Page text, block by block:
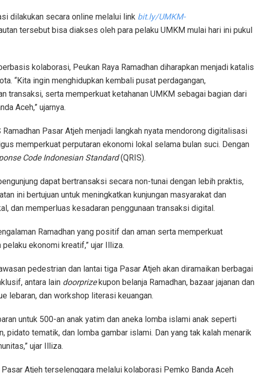
dilakukan secara online melalui link bit.ly/UMKM-
tersebut bisa diakses oleh para pelaku UMKM mulai hari ini pukul
kolaborasi, Peukan Raya Ramadhan diharapkan menjadi katalis
“Kita ingin menghidupkan kembali pusat perdagangan,
transaksi, serta memperkuat ketahanan UMKM sebagai bagian dari
Aceh,” ujarnya.
Ramadhan Pasar Atjeh menjadi langkah nyata mendorong digitalisasi
memperkuat perputaran ekonomi lokal selama bulan suci. Dengan
Code Indonesian Standard(QRIS).
dapat bertransaksi secara non-tunai dengan lebih praktis,
ini bertujuan untuk meningkatkan kunjungan masyarakat dan
dan memperluas kesadaran penggunaan transaksi digital.
Ramadhan yang positif dan aman serta memperkuat
ekonomi kreatif,” ujar Illiza.
pedestrian dan lantai tiga Pasar Atjeh akan diramaikan berbagai
antara lain doorprizekupon belanja Ramadhan, bazaar jajanan dan
lebaran, dan workshop literasi keuangan.
untuk 500-an anak yatim dan aneka lomba islami anak seperti
pidato tematik, dan lomba gambar islami. Dan yang tak kalah menarik
ujar Illiza.
Pasar Atjeh terselenggara melalui kolaborasi Pemko Banda Aceh